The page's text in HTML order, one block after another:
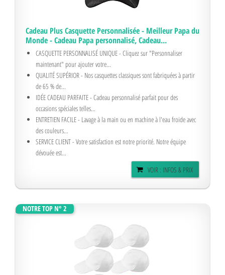
Cadeau Plus Casquette Personnalisée - Meilleur Papa du
Monde - Cadeau Papa personnalisé, Cadeau...
CASQUETTE PERSONNALISÉ UNIQUE - Cliquez sur "Personnaliser
maintenant" pour ajouter votre...
QUALITÉ SUPÉRIOR - Nos casquettes classiques sont fabriquées à partir
de 65 % de...
IDÉE CADEAU PARFAITE - Cadeau personnalisé parfait pour des
occasions spéciales telles...
ENTRETIEN FACILE - Lavage à la main ou en machine à l'eau froide avec
des couleurs...
SERVICE CLIENT - Votre satisfaction est notre priorité. Notre équipe
dévouée est...
VOIR : INFOS & PRIX
NOTRE TOP N° 2